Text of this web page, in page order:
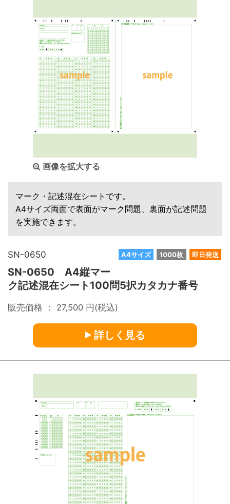
画像を拡大する
マーク・記述混在シートです。
A4サイズ両面で表面がマーク問題、裏面が記述問題
を実施できます。
A4サイズ 1000枚 即日発送
SN-0650
SN-0650 A4縦マー
ク記述混在シート100問5択カタカナ番号
販売価格 ： 27,500 円(税込)
詳しく見る